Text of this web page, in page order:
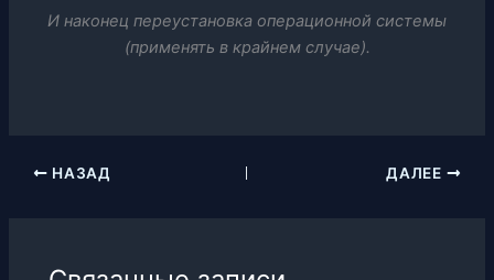
И наконец переустановка операционной системы
(применять в крайнем случае).
НАЗАД ДАЛЕЕ